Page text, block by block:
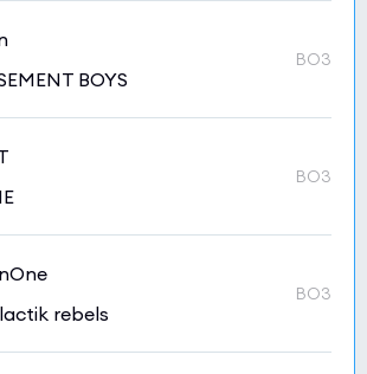
BOYS
BO3
BO3
rebels
BO3